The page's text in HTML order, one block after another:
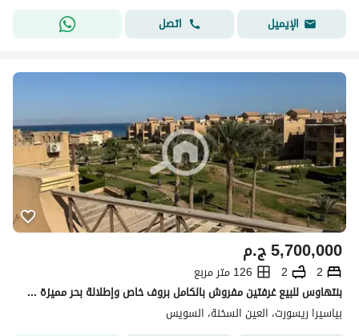
الإيميل
اتصل
ج.م5,700,000
2
2
126 متر مربع
بنتهاوس للبيع غرفتين مفروش بالكامل بروف خاص وإطلالة بحر مميزة في بياسيرا العين السخنة Piacera Ain Sokhna
بياسيرا ريسورت، العين السخنة، السويس